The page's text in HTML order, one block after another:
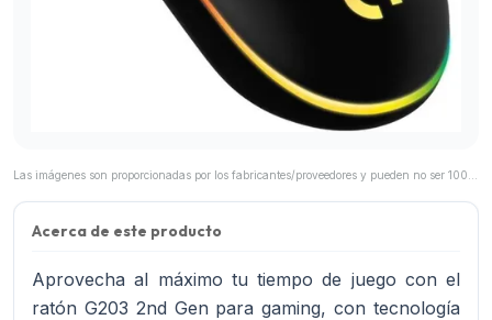
Acerca de este producto
Aprovecha al máximo tu tiempo de juego con el
ratón G203 2nd Gen para gaming, con tecnología